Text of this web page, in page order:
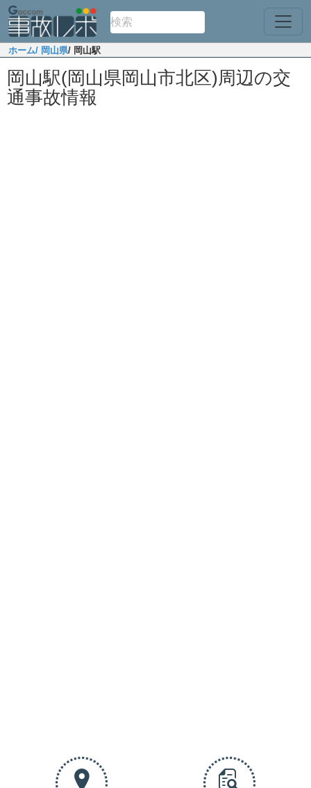
ホーム/ 岡山県/ 岡山駅
岡山駅(岡山県岡山市北区)周辺の交
通事故情報